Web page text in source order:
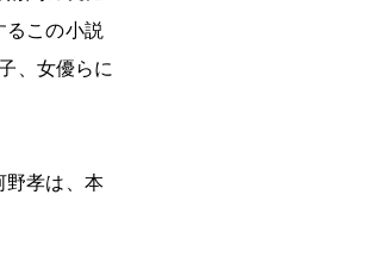
るこの小説
、女優らに
野孝は、本